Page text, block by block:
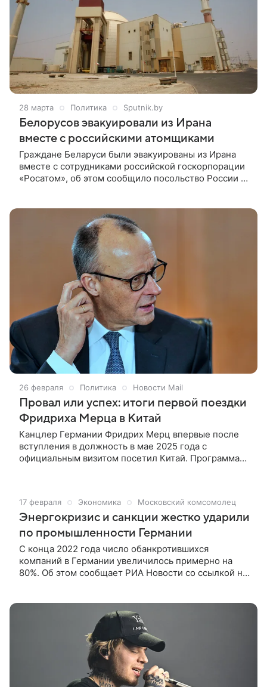
28 марта Политика Sputnik.by
Белорусов эвакуировали из Ирана
вместе с российскими атомщиками
Граждане Беларуси были эвакуированы из Ирана
вместе с сотрудниками российской госкорпорации
«Росатом», об этом сообщило посольство России в
на родину через Армению.
26 февраля Политика Новости Mail
Провал или успех: итоги первой поездки
Фридриха Мерца в Китай
Канцлер Германии Фридрих Мерц впервые после
вступления в должность в мае 2025 года с
официальным визитом посетил Китай. Программа
Рассказываем об итогах поездки председателя
правительства Германии и о том, удалось ли ему
реализовать масштабные планы.
17 февраля Экономика Московский комсомолец
Энергокризис и санкции жестко ударили
по промышленности Германии
С конца 2022 года число обанкротившихся
компаний в Германии увеличилось примерно на
80%. Об этом сообщает РИА Новости со ссылкой на